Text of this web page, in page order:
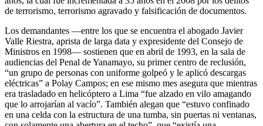
de terrorismo, terrorismo agravado y falsificación de documentos.
Los demandantes —entre los que se encuentra el abogado Javier
Valle Riestra, aprista de larga data y expresidente del Consejo de
Ministros en 1998— sostienen que en abril de 1993, en la sala de
audiencias del Penal de Yanamayo, su primer centro de reclusión,
“un grupo de personas con uniforme golpeó y le aplicó descargas
eléctricas” a Polay Campos; en ese mismo mes asegura que mientras
era trasladado en helicóptero a Lima “fue alzado en vilo amagando
que lo arrojarían al vacío”. También alegan que “estuvo confinado
en una celda con la estructura de una tumba, sin puertas ni ventanas,